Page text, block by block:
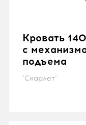
Кровать
с
подъема
"Скарлет"